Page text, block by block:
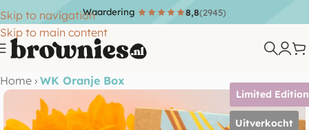
Skip to navigation
Skip to main content
Waardering 8,8(2945)
Home › WK Oranje Box
Limited Edition
Uitverkocht